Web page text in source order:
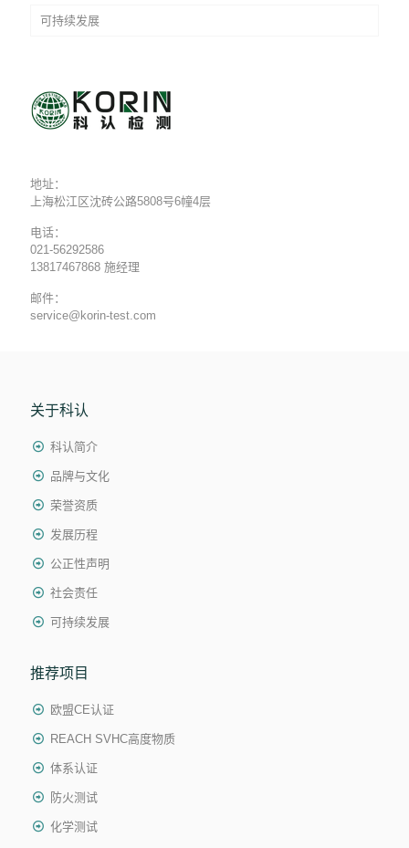
可持续发展
地址：
上海松江区沈砖公路5808号6幢4层
电话：
021-56292586
13817467868 施经理
邮件：
service@korin-test.com
关于科认
科认简介
品牌与文化
荣誉资质
发展历程
公正性声明
社会责任
可持续发展
推荐项目
欧盟CE认证
REACH SVHC高度物质
体系认证
防火测试
化学测试